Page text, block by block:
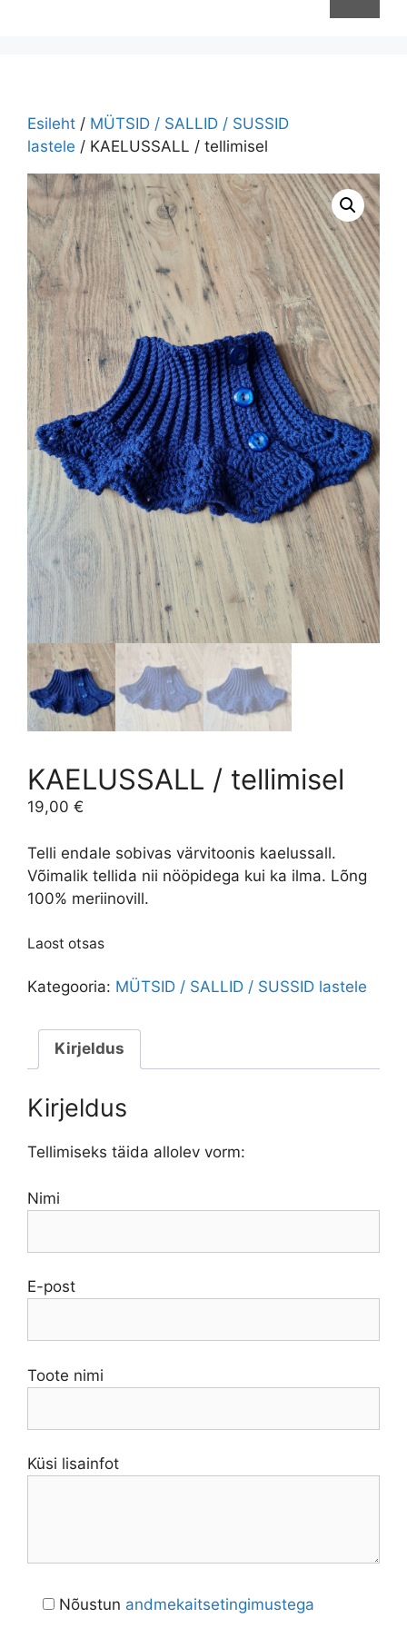
Esileht / MÜTSID / SALLID / SUSSID
lastele / KAELUSSALL / tellimisel
KAELUSSALL / tellimisel
19,00 €
Telli endale sobivas värvitoonis kaelussall.
Võimalik tellida nii nööpidega kui ka ilma. Lõng
100% meriinovill.
Laost otsas
Kategooria: MÜTSID / SALLID / SUSSID lastele
Kirjeldus
Kirjeldus
Tellimiseks täida allolev vorm:
Nimi
E-post
Toote nimi
Küsi lisainfot
Nõustun andmekaitsetingimustega